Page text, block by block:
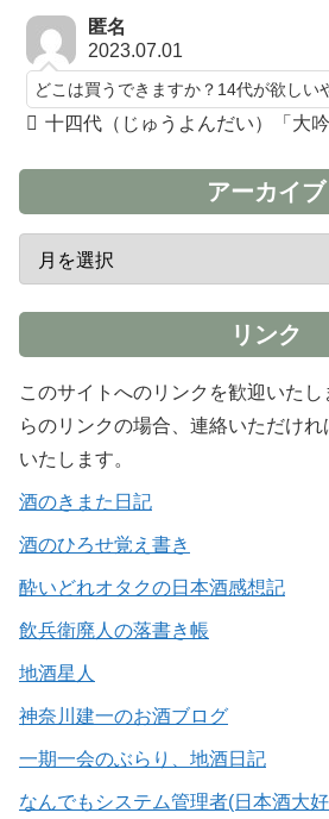
匿名
2023.07.01
どこは買うできますか？14代が欲しい
十四代（じゅうよんだい）「大
アーカイブ
リンク
このサイトへのリンクを歓迎いた
らのリンクの場合、連絡いただけ
いたします。
酒のきまた日記
酒のひろせ覚え書き
酔いどれオタクの日本酒感想記
飲兵衛廃人の落書き帳
地酒星人
神奈川建一のお酒ブログ
一期一会のぶらり、地酒日記
なんでもシステム管理者(日本酒大好